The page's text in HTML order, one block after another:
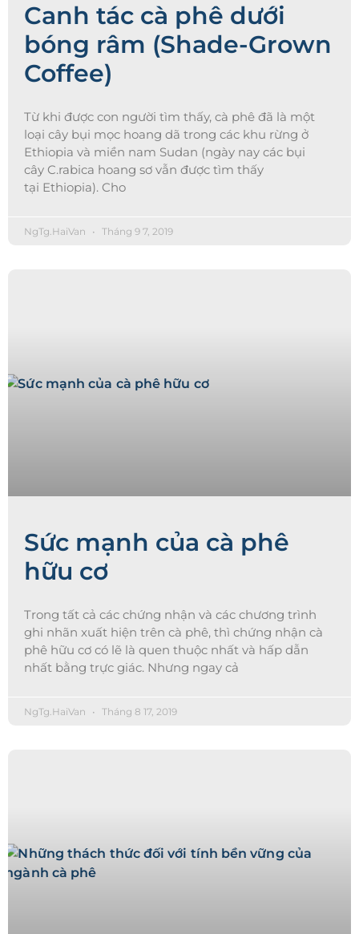
Canh tác cà phê dưới
bóng râm (Shade-Grown
Coffee)
Từ khi được con người tìm thấy, cà phê đã là một
loại cây bụi mọc hoang dã trong các khu rừng ở
Ethiopia và miền nam Sudan (ngày nay các bụi
cây C.rabica hoang sơ vẫn được tìm thấy
tại Ethiopia). Cho
NgTg.HaiVan Tháng 9 7, 2019
Sức mạnh của cà phê
hữu cơ
Trong tất cả các chứng nhận và các chương trình
ghi nhãn xuất hiện trên cà phê, thì chứng nhận cà
phê hữu cơ có lẽ là quen thuộc nhất và hấp dẫn
nhất bằng trực giác. Nhưng ngay cả
NgTg.HaiVan Tháng 8 17, 2019